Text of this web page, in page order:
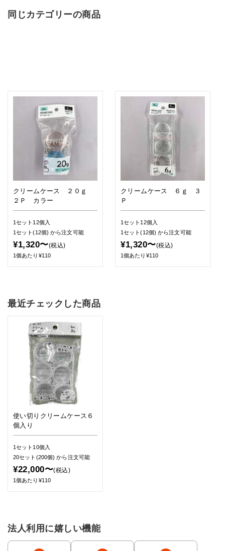
同じカテゴリーの商品
クリームケース ２０ｇ
２Ｐ カラー
1セット12個入
1セット(12個)から注文可能
¥1,320〜(税込)
1個あたり¥110
クリームケース ６ｇ ３
Ｐ
1セット12個入
1セット(12個)から注文可能
¥1,320〜(税込)
1個あたり¥110
最近チェックした商品
使い切りクリームケース６
個入り
1セット10個入
20セット(200個)から注文可能
¥22,000〜(税込)
1個あたり¥110
法人利用に嬉しい機能